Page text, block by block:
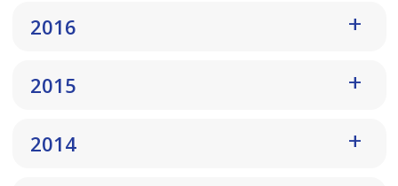
2016
2015
2014